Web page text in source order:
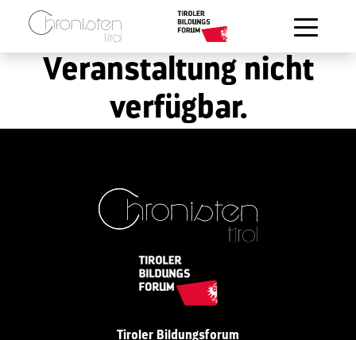
Zum Hauptinhalt springen
Veranstaltung nicht
verfügbar.
Tiroler Bildungsforum